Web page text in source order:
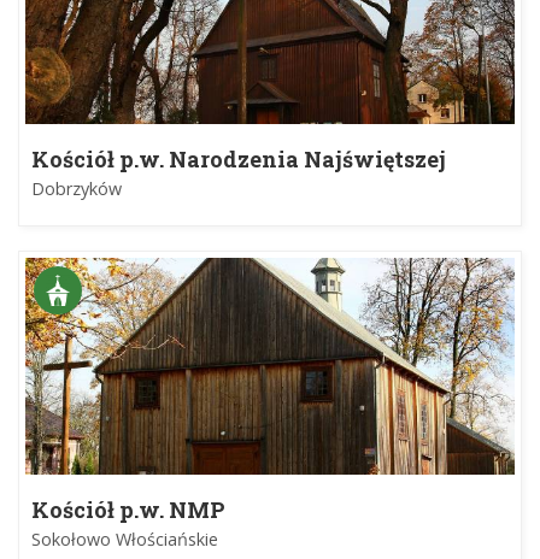
Kościół p.w. Narodzenia Najświętszej
Maryi Panny
Dobrzyków
Kościół p.w. NMP
Sokołowo Włościańskie